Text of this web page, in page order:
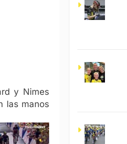
y Nimes
las manos